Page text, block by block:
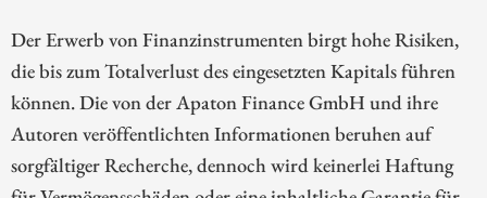
Der Erwerb von Finanzinstrumenten birgt hohe Risiken,
die bis zum Totalverlust des eingesetzten Kapitals führen
können. Die von der Apaton Finance GmbH und ihre
Autoren veröffentlichten Informationen beruhen auf
sorgfältiger Recherche, dennoch wird keinerlei Haftung